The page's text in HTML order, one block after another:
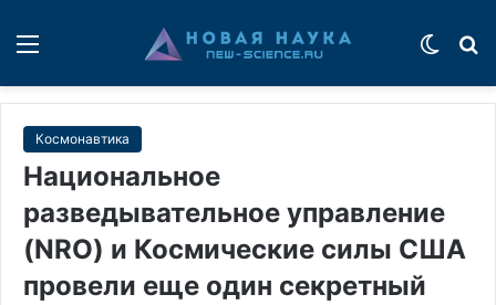
Космонавтика
Национальное
разведывательное управление
(NRO) и Космические силы США
провели еще один секретный